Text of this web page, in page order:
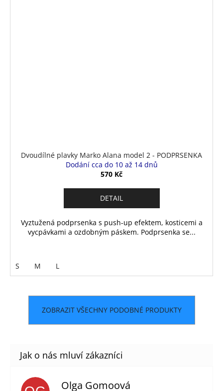
Dvoudílné plavky Marko Alana model 2 - PODPRSENKA
Dodání cca do 10 až 14 dnů
570 Kč
DETAIL
Vyztužená podprsenka s push-up efektem, kosticemi a
vycpávkami a ozdobným páskem. Podprsenka se...
S M L
ZOBRAZIT VŠECHNY PODOBNÉ PRODUKTY
Olga Gomoová